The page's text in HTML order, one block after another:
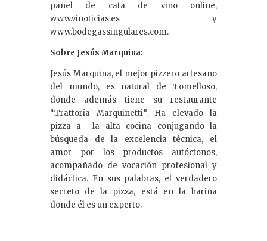
panel de cata de vino online,
www.vinoticias.es y
www.bodegassingulares.com.
Sobre Jesús Marquina:
Jesús Marquina, el mejor pizzero artesano
del mundo, es natural de Tomelloso,
donde además tiene su restaurante
“Trattoría Marquinetti”. Ha elevado la
pizza a la alta cocina conjugando la
búsqueda de la excelencia técnica, el
amor por los productos autóctonos,
acompañado de vocación profesional y
didáctica. En sus palabras, el verdadero
secreto de la pizza, está en la harina
donde él es un experto.